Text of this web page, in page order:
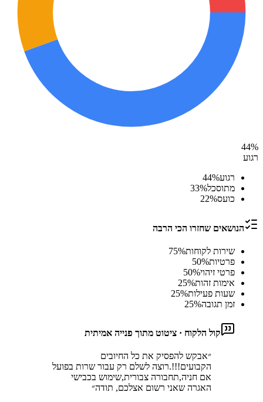
44%
רגוע
רגוע
44%
מתוסכל
33%
כועס
22%
הנושאים שחזרו הכי הרבה
שירות לקוחות 75%
פרטיות
50%
פרטי זיהוי
50%
אימות זהות
25%
שעות פעילות
25%
זמן תגובה
25%
קול הלקוח · ציטוט מתוך פנייה אמיתית
״אבקש להפסיק את כל החיובים
הקבועים!!!.רוצה לשלם רק עבור שרות בפועל
אם חניה,תחבורה צבורית,שימוש בכבישי
האגרה שאני רשום אצלכם, תודה״